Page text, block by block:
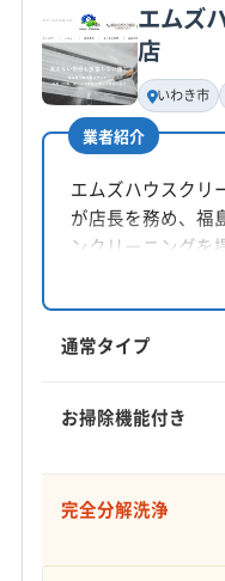
エムズ
店
いわき市
業者紹介
エムズハウスクリ
が店長を務め、福
ンクリーニングを
と完全分解対応（
が特徴です。高レ
菌コートも可能で
城県の一部です。
通常タイプ
お掃除機能付き
完全分解洗浄